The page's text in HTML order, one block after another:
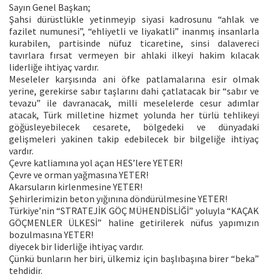
Sayın Genel Başkan;
Şahsi dürüstlükle yetinmeyip siyasi kadrosunu “ahlak ve
fazilet numunesi”, “ehliyetli ve liyakatli” inanmış insanlarla
kurabilen, partisinde nüfuz ticaretine, sinsi dalavereci
tavırlara fırsat vermeyen bir ahlaki ilkeyi hakim kılacak
liderliğe ihtiyaç vardır.
Meseleler karşısında ani öfke patlamalarına esir olmak
yerine, gerekirse sabır taşlarını dahi çatlatacak bir “sabır ve
tevazu” ile davranacak, milli meselelerde cesur adımlar
atacak, Türk milletine hizmet yolunda her türlü tehlikeyi
göğüsleyebilecek cesarete, bölgedeki ve dünyadaki
gelişmeleri yakinen takip edebilecek bir bilgeliğe ihtiyaç
vardır.
Çevre katliamına yol açan HES’lere YETER!
Çevre ve orman yağmasına YETER!
Akarsuların kirlenmesine YETER!
Şehirlerimizin beton yığınına döndürülmesine YETER!
Türkiye’nin “STRATEJİK GÖÇ MÜHENDİSLİĞİ” yoluyla “KAÇAK
GÖÇMENLER ÜLKESİ” haline getirilerek nüfus yapımızın
bozulmasına YETER!
diyecek bir liderliğe ihtiyaç vardır.
Çünkü bunların her biri, ülkemiz için başlıbaşına birer “beka”
tehdidir.